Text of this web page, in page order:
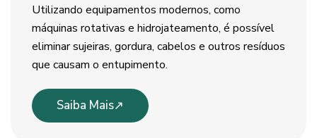
Utilizando equipamentos modernos, como
máquinas rotativas e hidrojateamento, é possível
eliminar sujeiras, gordura, cabelos e outros resíduos
que causam o entupimento.
Saiba Mais